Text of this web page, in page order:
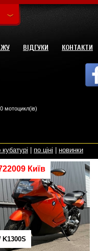
ВІДГУКИ КОНТАКТИ
мотоцикл(ів)
кубатурі по ціні новинки
Київ
K1300S